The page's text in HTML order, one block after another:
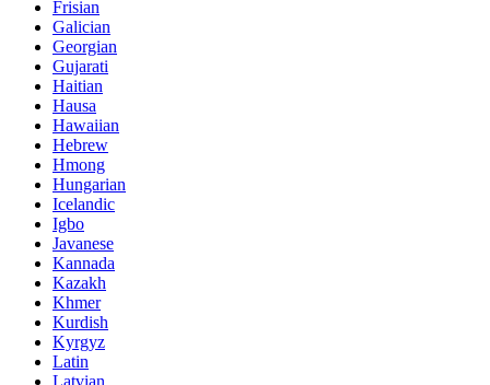
Frisian
Galician
Georgian
Gujarati
Haitian
Hausa
Hawaiian
Hebrew
Hmong
Hungarian
Icelandic
Igbo
Javanese
Kannada
Kazakh
Khmer
Kurdish
Kyrgyz
Latin
Latvian